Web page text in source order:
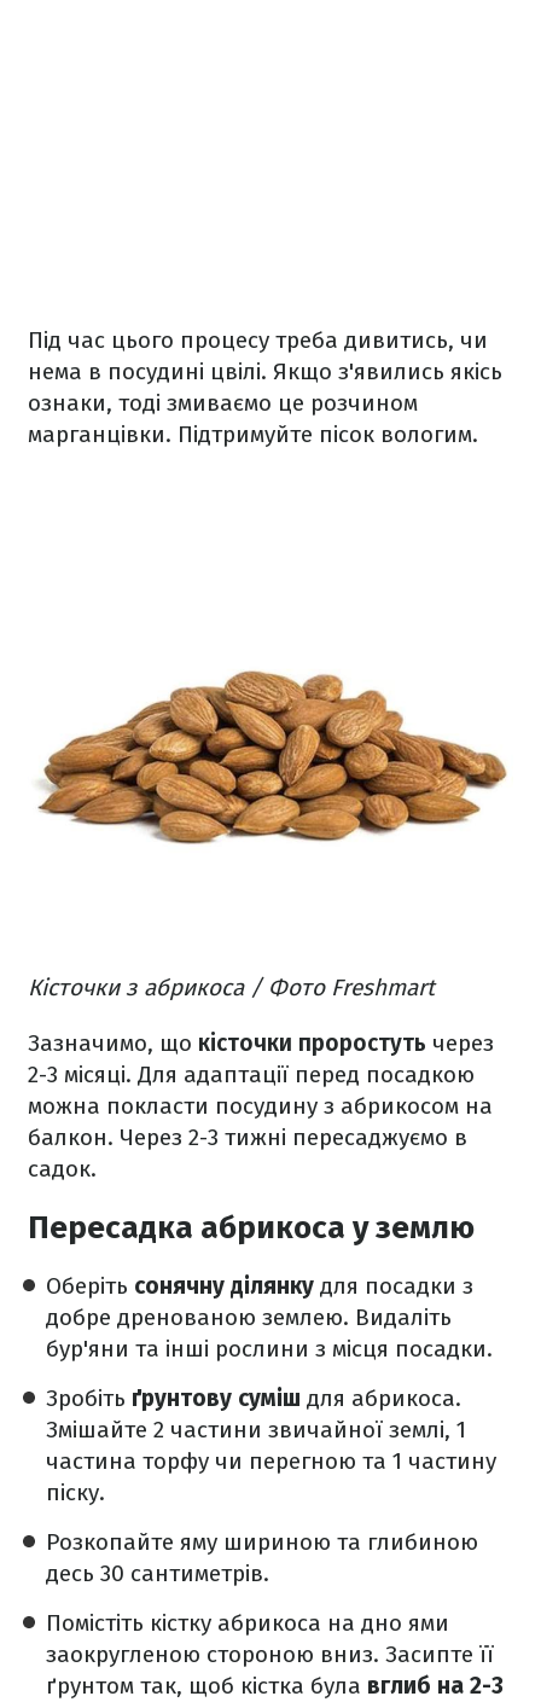
Під час цього процесу треба дивитись, чи
нема в посудині цвілі. Якщо з'явились якісь
ознаки, тоді змиваємо це розчином
марганцівки. Підтримуйте пісок вологим.
Кісточки з абрикоса / Фото Freshmart
Зазначимо, що кісточки проростуть через
2-3 місяці. Для адаптації перед посадкою
можна покласти посудину з абрикосом на
балкон. Через 2-3 тижні пересаджуємо в
садок.
Пересадка абрикоса у землю
Оберіть сонячну ділянку для посадки з
добре дренованою землею. Видаліть
бур'яни та інші рослини з місця посадки.
Зробіть ґрунтову суміш для абрикоса.
Змішайте 2 частини звичайної землі, 1
частина торфу чи перегною та 1 частину
піску.
Розкопайте яму шириною та глибиною
десь 30 сантиметрів.
Помістіть кістку абрикоса на дно ями
заокругленою стороною вниз. Засипте її
ґрунтом так, щоб кістка була вглиб на 2-3